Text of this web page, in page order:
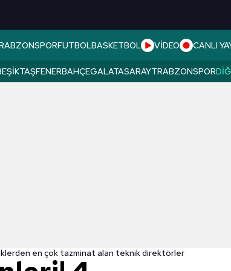
FUTBOLBASKETBOL VİDEO CANLI
FENERBAHÇEGALATASARAYTRABZONSPOR
en çok tazminat alan teknik direktörler